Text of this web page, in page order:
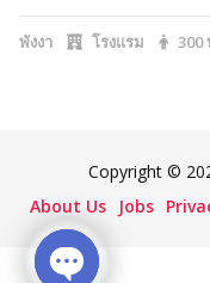
พังงา โรงแรม 300
Copyright ©
About Us
Jobs